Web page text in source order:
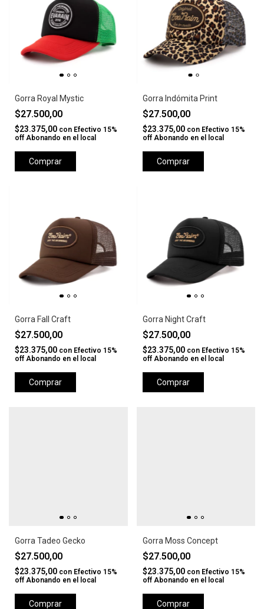
Gorra Royal Mystic
$27.500,00
$23.375,00 con Efectivo 15%
off Abonando en el local
Comprar
Gorra Indómita Print
$27.500,00
$23.375,00 con Efectivo 15%
off Abonando en el local
Comprar
Gorra Fall Craft
$27.500,00
$23.375,00 con Efectivo 15%
off Abonando en el local
Comprar
Gorra Night Craft
$27.500,00
$23.375,00 con Efectivo 15%
off Abonando en el local
Comprar
Gorra Tadeo Gecko
$27.500,00
$23.375,00 con Efectivo 15%
off Abonando en el local
Comprar
Gorra Moss Concept
$27.500,00
$23.375,00 con Efectivo 15%
off Abonando en el local
Comprar